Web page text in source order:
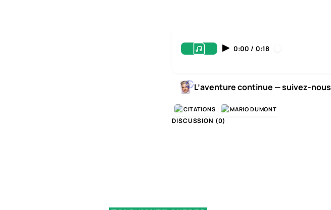
0:00 / 0:18
L’aventure continue — suivez-
CITATIONS MARIO DUMONT
DISCUSSION (0)